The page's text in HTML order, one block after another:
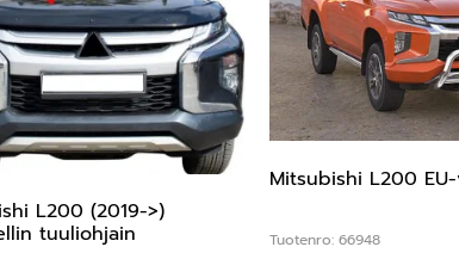
L200 (2019->)
tuuliohjain
Mitsubishi L200
Tuotenro: 66948